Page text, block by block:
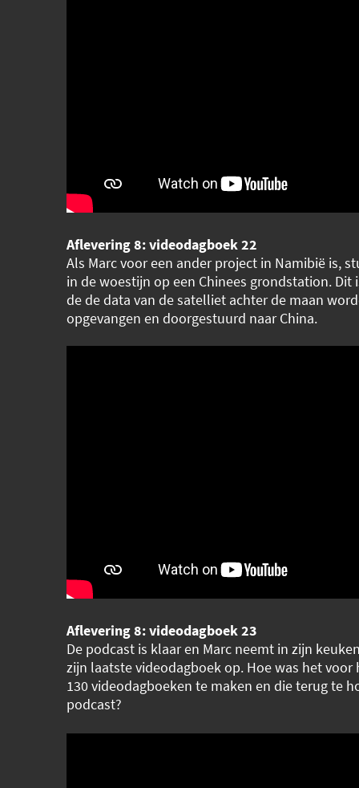
Aflevering 8: videodagboek 22
Als Marc voor een ander project in Namibië is,
in de woestijn op een Chinees grondstation. Dit
de de data van de satelliet achter de maan
opgevangen en doorgestuurd naar China.
Aflevering 8: videodagboek 23
De podcast is klaar en Marc neemt in zijn
zijn laatste videodagboek op. Hoe was het voor
130 videodagboeken te maken en die terug te
podcast?